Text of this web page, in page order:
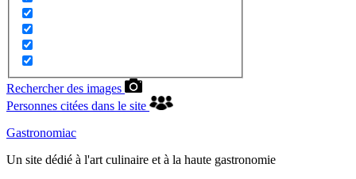
Rechercher des images
Personnes citées dans le site
Gastronomiac
Un site dédié à l'art culinaire et à la haute gastronomie